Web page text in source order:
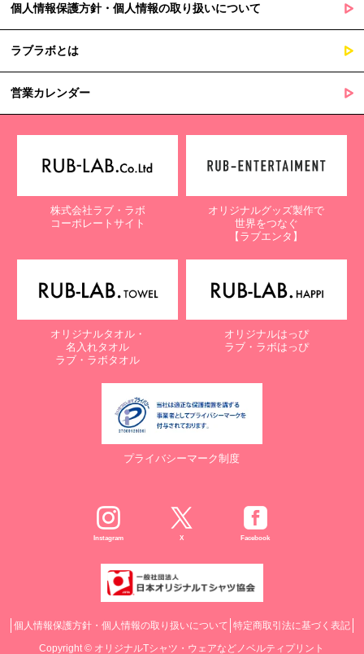
個人情報保護方針・個人情報の取り扱いについて
ラブラボとは
営業カレンダー
株式会社ラブ・ラボ
コーポレートサイト
オリジナルグッズ製作で
世界をつなぐ
【ラブエンタ】
オリジナルタオル・
名入れタオル
ラブ・ラボタオル
オリジナルはっぴ
ラブ・ラボはっぴ
プライバシーマーク制度
Instagram X Facebook
個人情報保護方針・個人情報の取り扱いについて 特定商取引法に基づく表記
Copyright © オリジナルTシャツ・ウェアなどノベルティプリント